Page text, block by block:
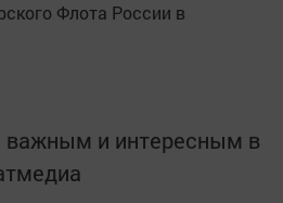
Флота России в
и интересным в